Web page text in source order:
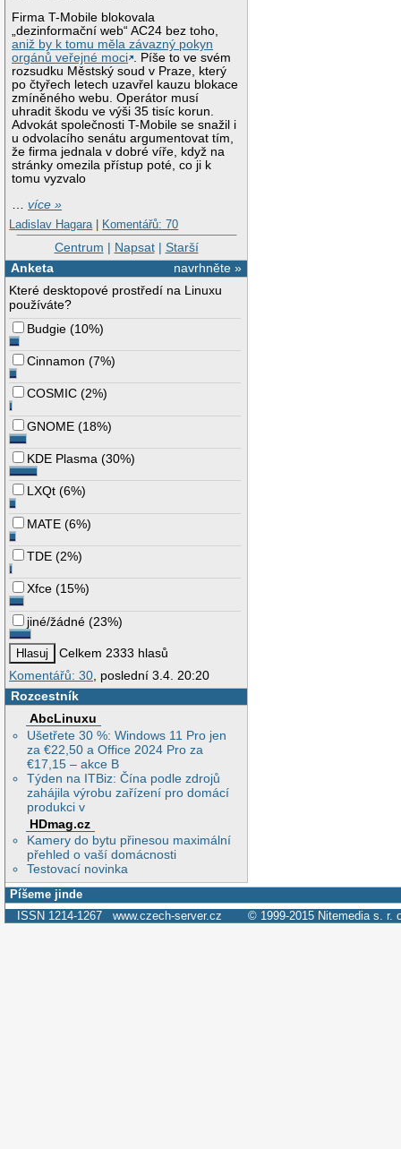
Firma T-Mobile blokovala
„dezinformační web“ AC24 bez toho,
aniž by k tomu měla závazný pokyn
orgánů veřejné moci . Píše to ve svém
rozsudku Městský soud v Praze, který
po čtyřech letech uzavřel kauzu blokace
zmíněného webu. Operátor musí
uhradit škodu ve výši 35 tisíc korun.
Advokát společnosti T-Mobile se snažil i
u odvolacího senátu argumentovat tím,
že firma jednala v dobré víře, když na
stránky omezila přístup poté, co ji k
tomu vyzvalo
…více »
Ladislav Hagara | Komentářů: 70
Centrum | Napsat| Starší
navrhněte »
Anketa
Které desktopové prostředí na Linuxu
používáte?
Budgie (10%)
Cinnamon (7%)
COSMIC (2%)
GNOME (18%)
KDE Plasma (30%)
LXQt (6%)
MATE (6%)
TDE (2%)
Xfce (15%)
jiné/žádné (23%)
Celkem 2333 hlasů
Komentářů: 30, poslední 3.4. 20:20
Rozcestník
AbcLinuxu
Ušetřete 30 %: Windows 11 Pro jen
za €22,50 a Office 2024 Pro za
€17,15 – akce B
Týden na ITBiz: Čína podle zdrojů
zahájila výrobu zařízení pro domácí
produkci v
HDmag.cz
Kamery do bytu přinesou maximální
přehled o vaší domácnosti
Testovací novinka
Píšeme jinde
ISSN 1214-1267 www.czech-server.cz © 1999-2015 Nitemedia s. r.